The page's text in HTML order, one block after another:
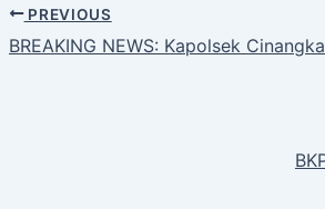
PREVIOUS
BREAKING NEWS: Kapolsek